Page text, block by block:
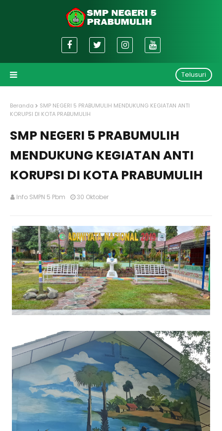
Telusuri
Beranda
SMP NEGERI 5 PRABUMULIH MENDUKUNG KEGIATAN ANTI
KORUPSI DI KOTA PRABUMULIH
SMP NEGERI 5 PRABUMULIH
MENDUKUNG KEGIATAN ANTI
KORUPSI DI KOTA PRABUMULIH
Info SMPN 5 Pbm 30 Oktober